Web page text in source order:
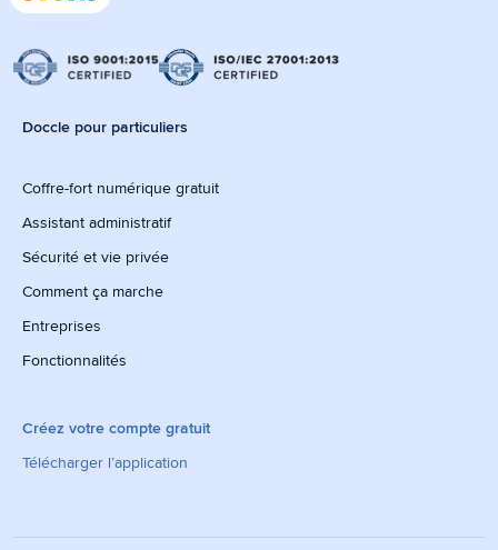
Doccle pour particuliers
Coffre-fort numérique gratuit
Assistant administratif
Sécurité et vie privée
Comment ça marche
Entreprises
Fonctionnalités
Créez votre compte gratuit
Télécharger l’application